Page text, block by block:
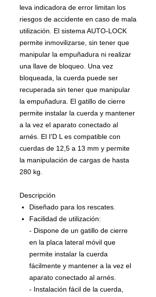
leva indicadora de error limitan los
riesgos de accidente en caso de mala
utilización. El sistema AUTO-LOCK
permite inmovilizarse, sin tener que
manipular la empuñadura ni realizar
una llave de bloqueo. Una vez
bloqueada, la cuerda puede ser
recuperada sin tener que manipular
la empuñadura. El gatillo de cierre
permite instalar la cuerda y mantener
a la vez el aparato conectado al
arnés. El I'D L es compatible con
cuerdas de 12,5 a 13 mm y permite
la manipulación de cargas de hasta
280 kg.
Descripción
Diseñado para los rescates.
Facilidad de utilización:
- Dispone de un gatillo de cierre
en la placa lateral móvil que
permite instalar la cuerda
fácilmente y mantener a la vez el
aparato conectado al arnés.
- Instalación fácil de la cuerda,